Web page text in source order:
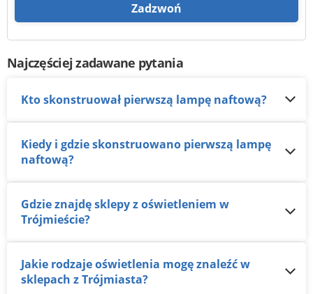
Zadzwoń
Najczęściej zadawane pytania
Kto skonstruował pierwszą lampę naftową?
Kiedy i gdzie skonstruowano pierwszą lampę
naftową?
Gdzie znajdę sklepy z oświetleniem w
Trójmieście?
Jakie rodzaje oświetlenia mogę znaleźć w
sklepach z Trójmiasta?